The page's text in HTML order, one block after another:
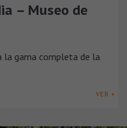
– Museo de
la gama completa de la
VER +